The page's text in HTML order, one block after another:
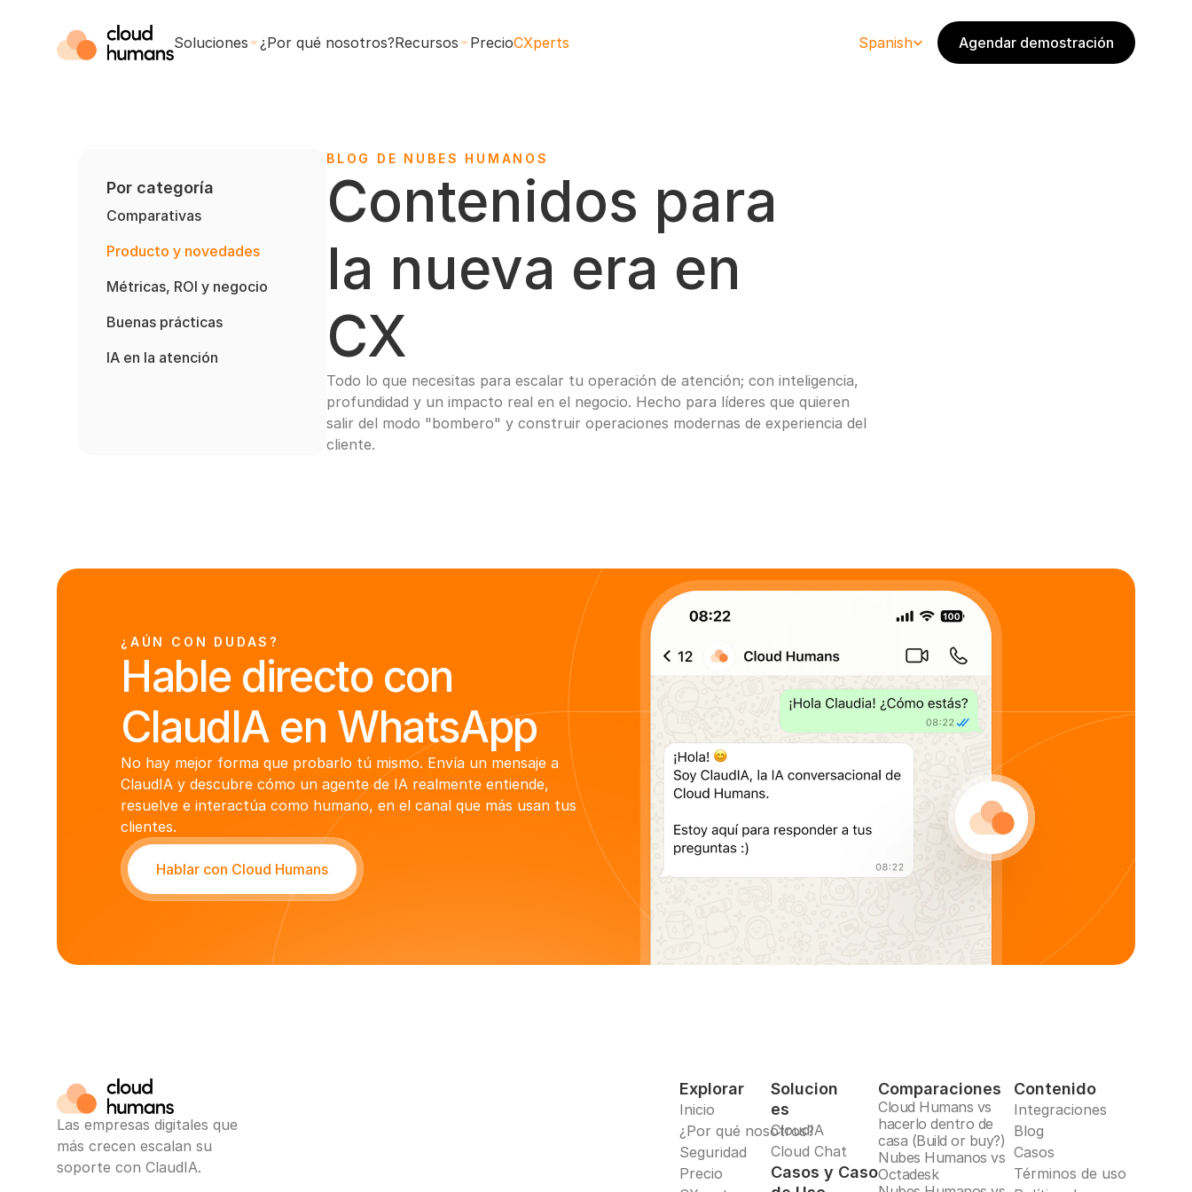
Soluciones ¿Por qué nosotros?Recursos PrecioCXperts Spanish Agendar demostración
Por categoría
Comparativas
Producto y novedades
Métricas, ROI y negocio
Buenas prácticas
IA en la atención
BLOG DE NUBES HUMANOS
Contenidos para
la nueva era en
CX
Todo lo que necesitas para escalar tu operación de atención; con inteligencia,
profundidad y un impacto real en el negocio. Hecho para líderes que quieren
salir del modo "bombero" y construir operaciones modernas de experiencia del
cliente.
¿AÚN CON DUDAS?
Hable directo con
ClaudIA en WhatsApp
No hay mejor forma que probarlo tú mismo. Envía un mensaje a
ClaudIA y descubre cómo un agente de IA realmente entiende,
resuelve e interactúa como humano, en el canal que más usan tus
clientes.
Hablar con Cloud Humans
Las empresas digitales que
más crecen escalan su
soporte con ClaudIA.
Explorar
Inicio
¿Por qué nosotros?
Seguridad
Precio
Solucion
es
CloudIA
Cloud Chat
Casos y Caso
Comparaciones
Cloud Humans vs
hacerlo dentro de
casa (Build or buy?)
Nubes Humanos vs
Octadesk
Contenido
Integraciones
Blog
Casos
Términos de uso